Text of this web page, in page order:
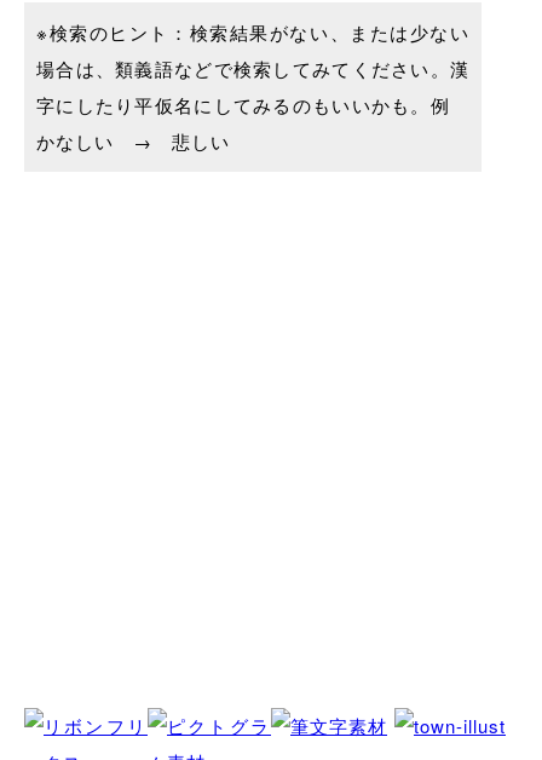
※検索のヒント：検索結果がない、または少ない
場合は、類義語などで検索してみてください。漢
字にしたり平仮名にしてみるのもいいかも。例
かなしい → 悲しい